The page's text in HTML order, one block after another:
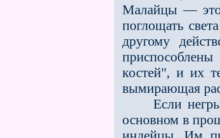
Малайцы — это
поглощать
другому
костей", и их
вымирающая
Если негры
основном в